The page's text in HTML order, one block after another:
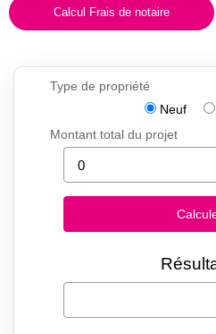
Calcul Frais de notaire